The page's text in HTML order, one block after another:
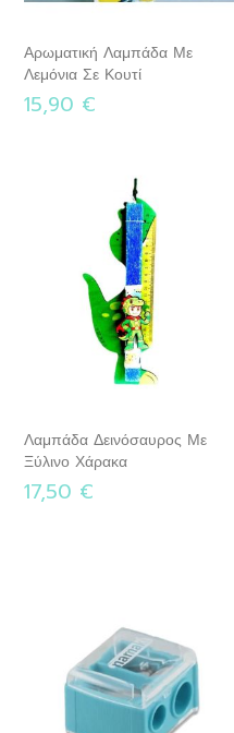
Αρωματική Λαμπάδα Με
Λεμόνια Σε Κουτί
15,90 €
Λαμπάδα Δεινόσαυρος Με
Ξύλινο Χάρακα
17,50 €